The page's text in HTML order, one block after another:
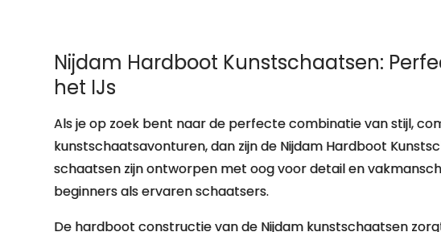
Nijdam Hardboot Kunstschaatsen:
het IJs
Als je op zoek bent naar de perfecte combinatie van stijl,
kunstschaatsavonturen, dan zijn de Nijdam Hardboot
schaatsen zijn ontworpen met oog voor detail en
beginners als ervaren schaatsers.
De hardboot constructie van de Nijdam kunstschaatsen